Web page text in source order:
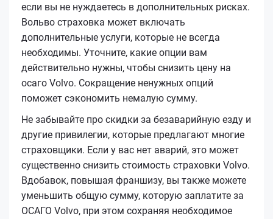
если вы не нуждаетесь в дополнительных рисках.
Вольво страховка может включать
дополнительные услуги, которые не всегда
необходимы. Уточните, какие опции вам
действительно нужны, чтобы снизить цену на
осаго Volvo. Сокращение ненужных опций
поможет сэкономить немалую сумму.
Не забывайте про скидки за безаварийную езду и
другие привилегии, которые предлагают многие
страховщики. Если у вас нет аварий, это может
существенно снизить стоимость страховки Volvo.
Вдобавок, повышая франшизу, вы также можете
уменьшить общую сумму, которую заплатите за
ОСАГО Volvo, при этом сохраняя необходимое